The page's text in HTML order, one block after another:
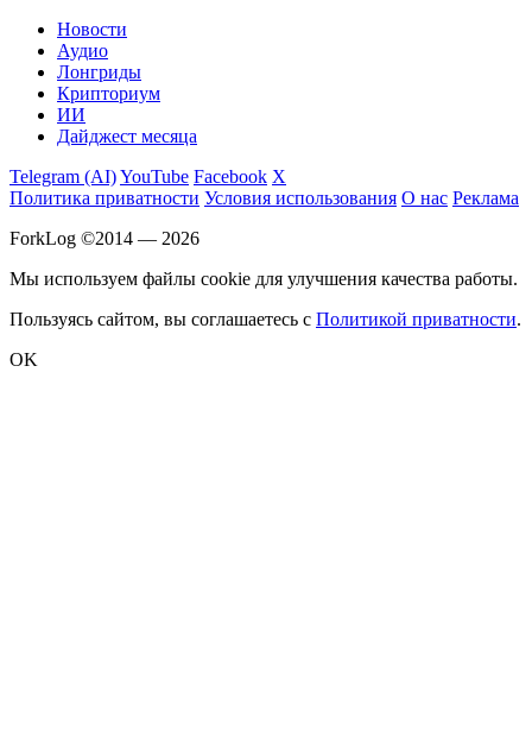
Новости
Аудио
Лонгриды
Крипториум
ИИ
Дайджест месяца
Telegram (AI)YouTube Facebook X
Политика приватности Условия использования О нас Реклама
ForkLog ©2014 — 2026
Мы используем файлы cookie для улучшения качества работы.
Пользуясь сайтом, вы соглашаетесь с Политикой приватности.
OK